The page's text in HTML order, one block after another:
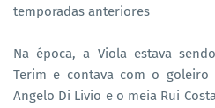
temporadas anteriores
Na época, a Viola estava
Terim e contava com o goleiro
Angelo Di Livio e o meia Rui